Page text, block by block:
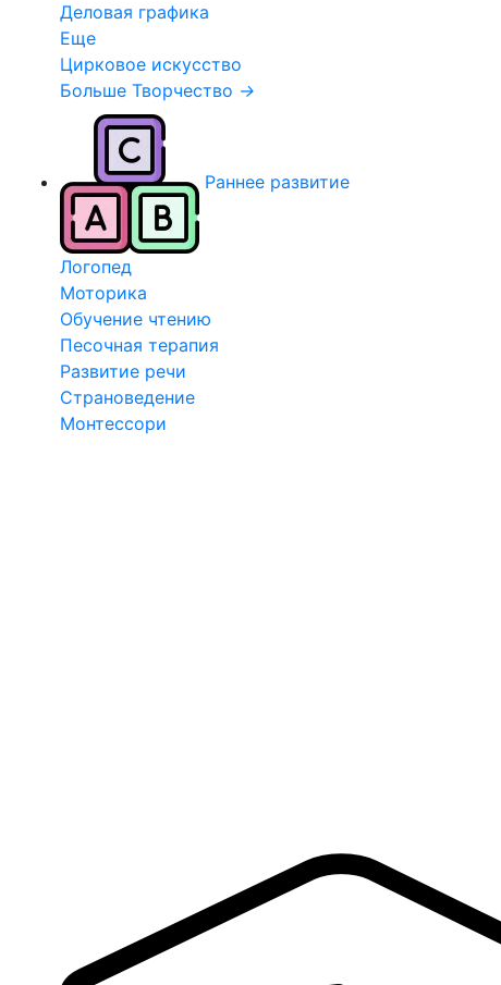
Деловая графика
Еще
Цирковое искусство
Больше Творчество →
Раннее развитие
Логопед
Моторика
Обучение чтению
Песочная терапия
Развитие речи
Страноведение
Монтессори